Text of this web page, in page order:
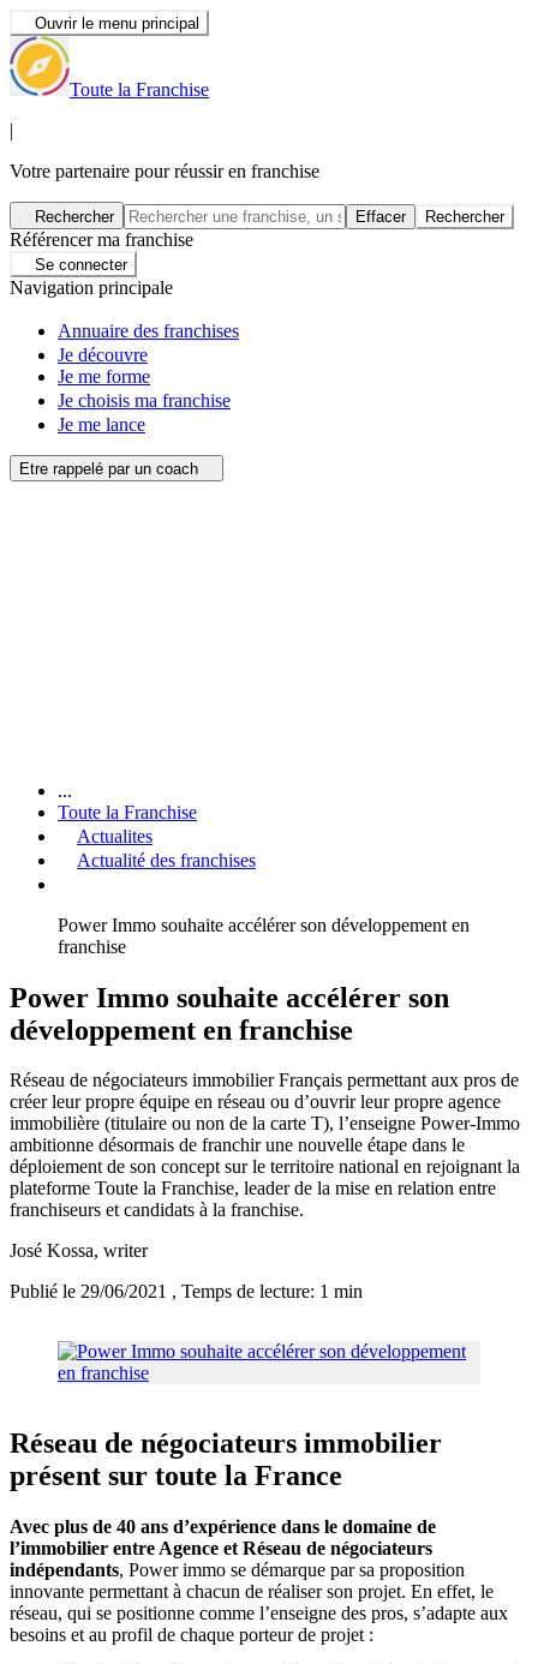
Ouvrir le menu principal
Toute la Franchise
|
Votre partenaire pour réussir en franchise
Rechercher Effacer Rechercher
Référencer ma franchise
Se connecter
Navigation principale
Annuaire des franchises
Je découvre
Je me forme
Je choisis ma franchise
Je me lance
Etre rappelé par un coach
...
Toute la Franchise
Actualites
Actualité des franchises
Power Immo souhaite accélérer son développement en
franchise
Power Immo souhaite accélérer son
développement en franchise
Réseau de négociateurs immobilier Français permettant aux pros de
créer leur propre équipe en réseau ou d’ouvrir leur propre agence
immobilière (titulaire ou non de la carte T), l’enseigne Power-Immo
ambitionne désormais de franchir une nouvelle étape dans le
déploiement de son concept sur le territoire national en rejoignant la
plateforme Toute la Franchise, leader de la mise en relation entre
franchiseurs et candidats à la franchise.
José Kossa, writer
Publié le 29/06/2021 , Temps de lecture: 1 min
Réseau de négociateurs immobilier
présent sur toute la France
Avec plus de 40 ans d’expérience dans le domaine de
l’immobilier entre Agence et Réseau de négociateurs
indépendants, Power immo se démarque par sa proposition
innovante permettant à chacun de réaliser son projet. En effet, le
réseau, qui se positionne comme l’enseigne des pros, s’adapte aux
besoins et au profil de chaque porteur de projet :